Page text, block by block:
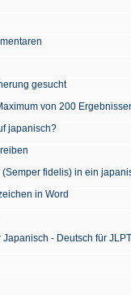
gesucht
von 200
japanisch?
fidelis) in ein
in Word
- Deutsch für